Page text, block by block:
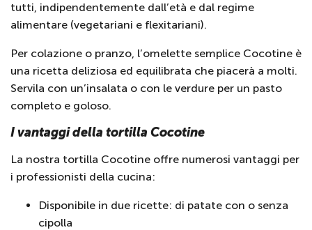
tutti, indipendentemente dall’età e dal regime
alimentare (vegetariani e flexitariani).
Per colazione o pranzo, l’omelette semplice Cocotine è
una ricetta deliziosa ed equilibrata che piacerà a molti.
Servila con un’insalata o con le verdure per un pasto
completo e goloso.
I vantaggi della tortilla Cocotine
La nostra tortilla Cocotine offre numerosi vantaggi per
i professionisti della cucina:
Disponibile in due ricette: di patate con o senza
cipolla